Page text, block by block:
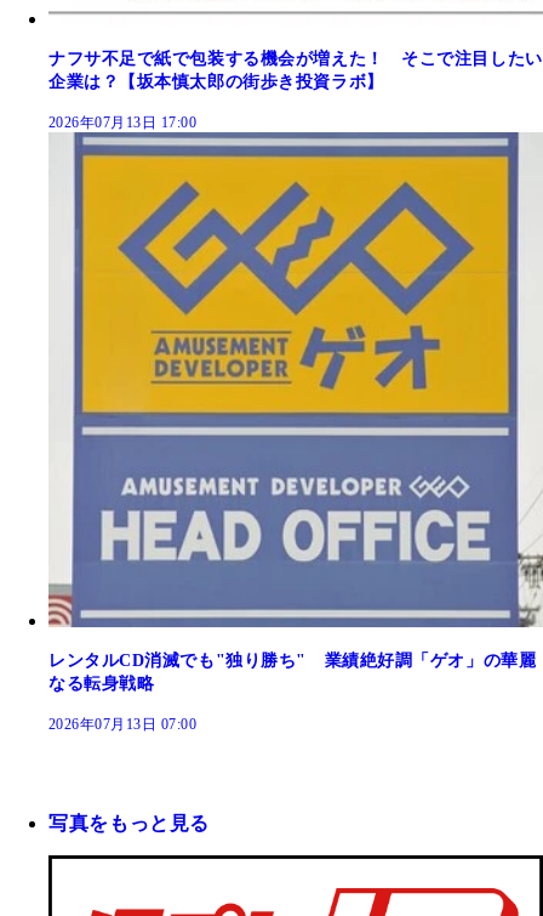
ナフサ不足で紙で包装する機会が増えた！ そこで注目したい
企業は？【坂本慎太郎の街歩き投資ラボ】
2026年07月13日 17:00
レンタルCD消滅でも"独り勝ち" 業績絶好調「ゲオ」の華麗
なる転身戦略
2026年07月13日 07:00
写真をもっと見る